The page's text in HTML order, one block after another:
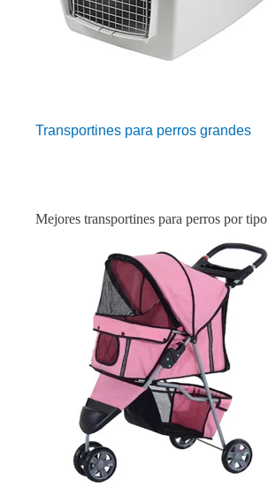
Transportines para perros grandes
Mejores transportines para perros por tipo